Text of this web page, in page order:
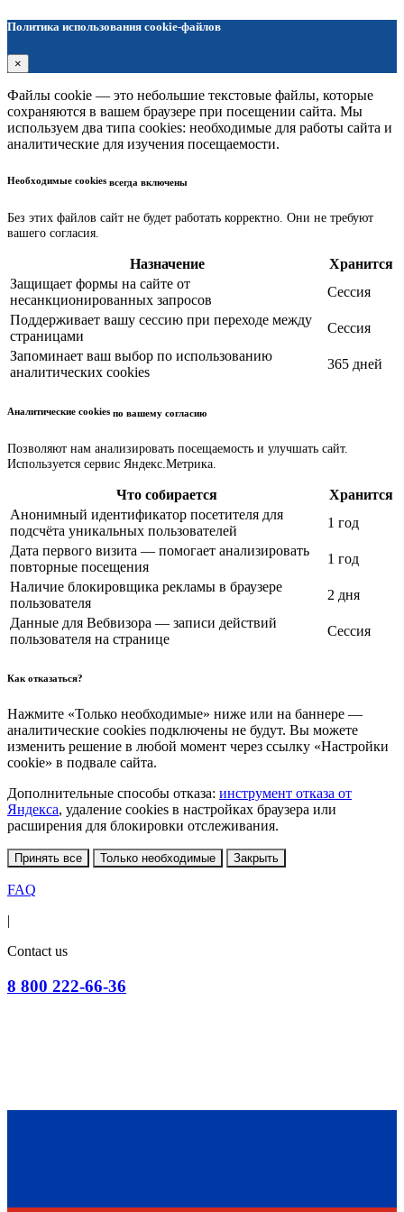
Политика использования cookie-файлов
×
Файлы cookie — это небольшие текстовые файлы, которые
сохраняются в вашем браузере при посещении сайта. Мы
используем два типа cookies: необходимые для работы сайта и
аналитические для изучения посещаемости.
Необходимые cookies всегда включены
Без этих файлов сайт не будет работать корректно. Они не требуют
вашего согласия.
Назначение
Хранится
Защищает формы на сайте от
несанкционированных запросов
Сессия
Поддерживает вашу сессию при переходе между
страницами
Сессия
Запоминает ваш выбор по использованию
аналитических cookies
365 дней
Аналитические cookies по вашему согласию
Позволяют нам анализировать посещаемость и улучшать сайт.
Используется сервис Яндекс.Метрика.
Что собирается
Хранится
Анонимный идентификатор посетителя для
подсчёта уникальных пользователей
1 год
Дата первого визита — помогает анализировать
повторные посещения
1 год
Наличие блокировщика рекламы в браузере
пользователя
2 дня
Данные для Вебвизора — записи действий
пользователя на странице
Сессия
Как отказаться?
Нажмите «Только необходимые» ниже или на баннере —
аналитические cookies подключены не будут. Вы можете
изменить решение в любой момент через ссылку «Настройки
cookie» в подвале сайта.
Дополнительные способы отказа: инструмент отказа от
Яндекса, удаление cookies в настройках браузера или
расширения для блокировки отслеживания.
Принять все Только необходимые Закрыть
FAQ
|
Contact us
8 800 222-66-36